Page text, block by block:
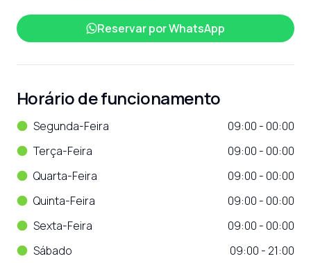
Reservar porWhatsApp
Horário de funcionamento
Segunda-Feira
09:00 - 00:00
Terça-Feira
09:00 - 00:00
Quarta-Feira
09:00 - 00:00
Quinta-Feira
09:00 - 00:00
Sexta-Feira
09:00 - 00:00
Sábado
09:00 - 21:00